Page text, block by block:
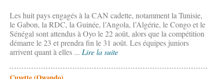
Les huit pays engagés à la CAN cadette, notamment la Tunisie,
le Gabon, la RDC, la Guinée, l’Angola, l’Algérie, le Congo et le
Sénégal sont attendus à Oyo le 22 août, alors que la compétition
démarre le 23 et prendra fin le 31 août. Les équipes juniors
arrivent quant à elles ... Lire la suite